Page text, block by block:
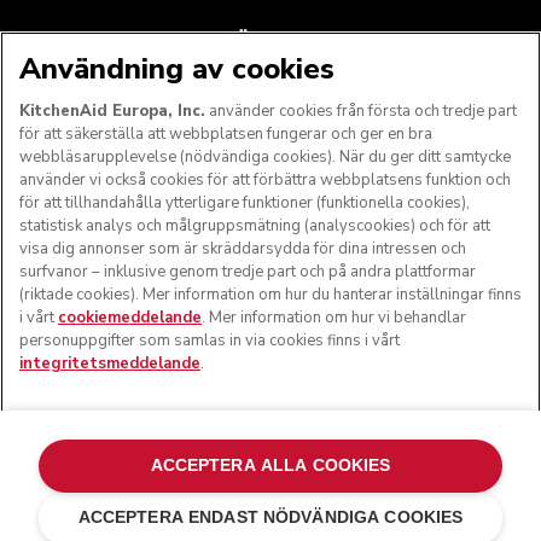
Svart
FÖLJ OSS
© KitchenAid 2026 - Med ensamrätt. KitchenAid och
köksmaskinens design är varumärkesskyddade i USA och i
Användning av cookies
KitchenAid Europa, Inc. använder cookies från första och tredje part
för att säkerställa att webbplatsen fungerar och ger en bra
webbläsarupplevelse (nödvändiga cookies). När du ger ditt samtycke
använder vi också cookies för att förbättra webbplatsens funktion och
för att tillhandahålla ytterligare funktioner (funktionella cookies),
statistisk analys och målgruppsmätning (analyscookies) och för att
visa dig annonser som är skräddarsydda för dina intressen och
surfvanor – inklusive genom tredje part och på andra plattformar
(riktade cookies). Mer information om hur du hanterar inställningar finns
i vårt cookiemeddelande. Mer information om hur vi behandlar
personuppgifter som samlas in via cookies finns i vårt
integritetsmeddelande.
ACCEPTERA ENDAST NÖDVÄNDIGA COOKIES
ACCEPTERA ALLA COOKIES